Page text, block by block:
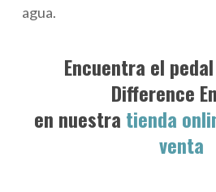
agua.
Encuentra el
Difference
en nuestra tienda
venta